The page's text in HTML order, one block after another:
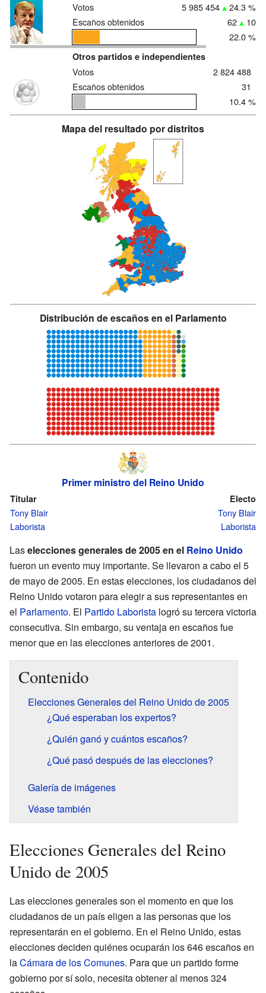
Votos 5 985 454
24.3 %
Escaños obtenidos
62
10
22.0 %
Otros partidos e independientes
Votos
2 824 488
Escaños obtenidos
31
10.4 %
Mapa del resultado por distritos
Distribución de escaños en el Parlamento
Primer ministro del Reino Unido
Titular
Tony Blair
Laborista
Electo
Tony Blair
Laborista
Laselecciones generales de 2005 en el Reino Unido
fueron un evento muy importante. Se llevaron a cabo el 5
de mayo de 2005. En estas elecciones, los ciudadanos del
Reino Unido votaron para elegir a sus representantes en
el Parlamento. El Partido Laborista logró su tercera victoria
consecutiva. Sin embargo, su ventaja en escaños fue
menor que en las elecciones anteriores de 2001.
Contenido
Elecciones Generales del Reino Unido de 2005
¿Qué esperaban los expertos?
¿Quién ganó y cuántos escaños?
¿Qué pasó después de las elecciones?
Galería de imágenes
Véase también
Elecciones Generales del Reino
Unido de 2005
Las elecciones generales son el momento en que los
ciudadanos de un país eligen a las personas que los
representarán en el gobierno. En el Reino Unido, estas
elecciones deciden quiénes ocuparán los 646 escaños en
laCámara de los Comunes. Para que un partido forme
gobierno por sí solo, necesita obtener al menos 324